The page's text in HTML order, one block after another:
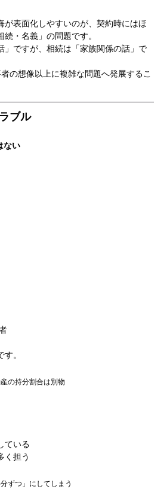
が表面化しやすいのが、契約時にはほ
・名義」の問題です。
」ですが、相続は「家族関係の話」で
の想像以上に複雑な問題へ発展するこ
ブル
ない
。
の持分割合は別物
ている
く担う
ずつ」にしてしまう